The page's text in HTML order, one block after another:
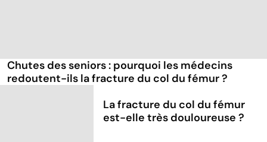
Chutes des seniors : pourquoi les médecins
redoutent-ils la fracture du col du fémur ?
La fracture du col du fémur
est-elle très douloureuse ?